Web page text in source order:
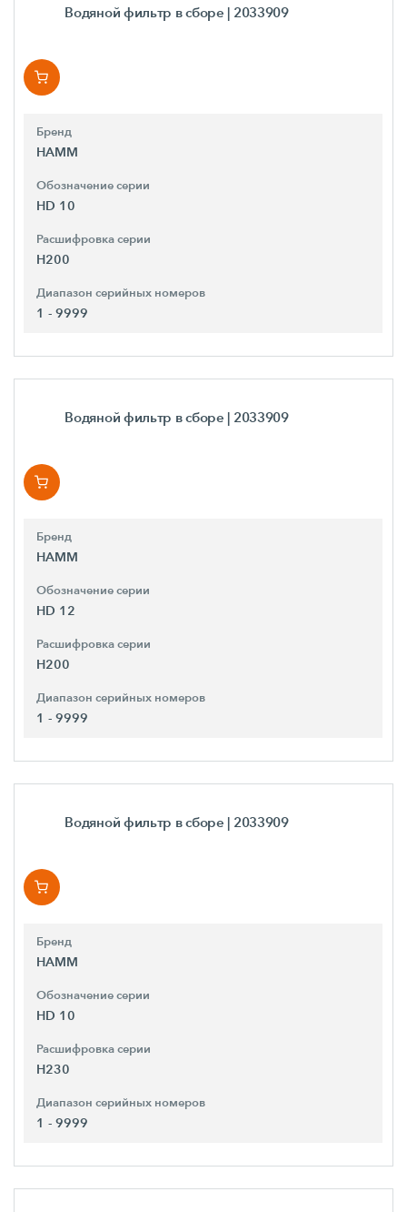
Водяной фильтр в сборе | 2033909
Бренд
HAMM
Обозначение серии
HD 10
Расшифровка серии
H200
Диапазон серийных номеров
1 - 9999
Водяной фильтр в сборе | 2033909
Бренд
HAMM
Обозначение серии
HD 12
Расшифровка серии
H200
Диапазон серийных номеров
1 - 9999
Водяной фильтр в сборе | 2033909
Бренд
HAMM
Обозначение серии
HD 10
Расшифровка серии
H230
Диапазон серийных номеров
1 - 9999